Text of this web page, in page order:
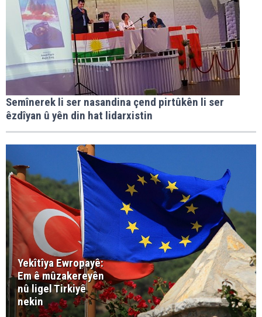
Semînerek li ser nasandina çend pirtûkên li ser
êzdîyan û yên din hat lidarxistin
Yekîtîya Ewropayê:
Em ê mûzakereyên
nû ligel Tirkiyê
nekin